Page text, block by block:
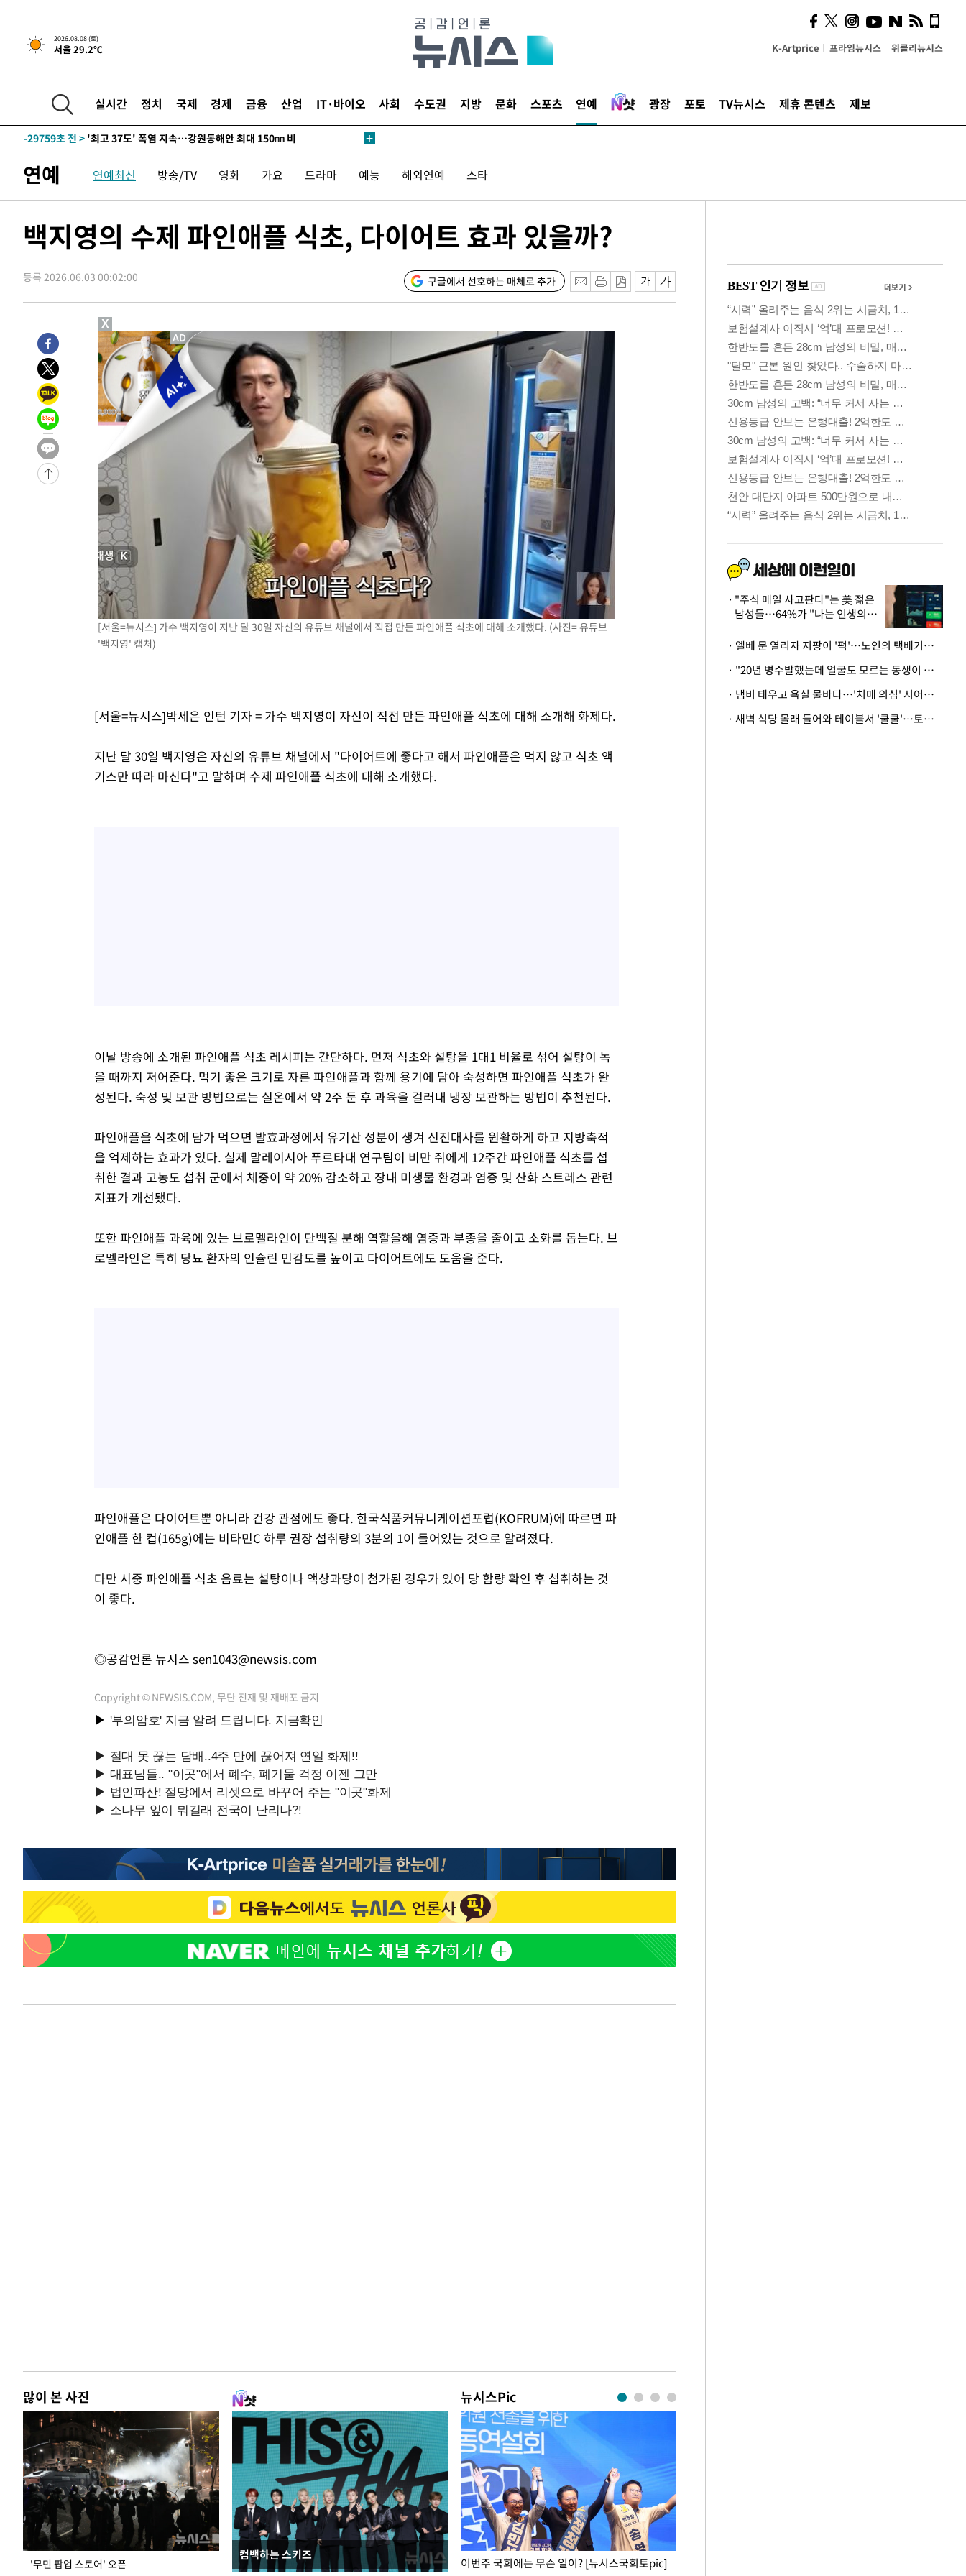
2026.08.08 (토)
서울 29.2℃ K-Artprice 프라임뉴시스 위클리뉴시스
실시간 정치 국제 경제 금융 산업 IT·바이오 사회 수도권 지방 문화 스포츠 연예 광장 포토 TV뉴시스 제휴 콘텐츠 제보
-22885초 전 >
-29759초 전 > '최고 37도' 폭염 지속…강원동해안 최대 150㎜ 비
-29759초 전 >
'최고 37도' 폭염 지속…강원동해안 최대 150㎜ 비
-22885초 전 >[속보]뉴욕증시 상승 마감…S&P 0.6% 나스닥 1.3%↑
연예 연예최신 방송/TV 영화 가요 드라마 예능 해외연예 스타
백지영의 수제 파인애플 식초, 다이어트 효과 있을까?
등록 2026.06.03 00:02:00 구글에서 선호하는 매체로 추가
[서울=뉴시스] 가수 백지영이 지난 달 30일 자신의 유튜브 채널에서 직접 만든 파인애플 식초에 대해 소개했다. (사진= 유튜브
'백지영' 캡처)
[서울=뉴시스]박세은 인턴 기자 = 가수 백지영이 자신이 직접 만든 파인애플 식초에 대해 소개해 화제다.
지난 달 30일 백지영은 자신의 유튜브 채널에서 "다이어트에 좋다고 해서 파인애플은 먹지 않고 식초 액
기스만 따라 마신다"고 말하며 수제 파인애플 식초에 대해 소개했다.
이날 방송에 소개된 파인애플 식초 레시피는 간단하다. 먼저 식초와 설탕을 1대1 비율로 섞어 설탕이 녹
을 때까지 저어준다. 먹기 좋은 크기로 자른 파인애플과 함께 용기에 담아 숙성하면 파인애플 식초가 완
성된다. 숙성 및 보관 방법으로는 실온에서 약 2주 둔 후 과육을 걸러내 냉장 보관하는 방법이 추천된다.
파인애플을 식초에 담가 먹으면 발효과정에서 유기산 성분이 생겨 신진대사를 원활하게 하고 지방축적
을 억제하는 효과가 있다. 실제 말레이시아 푸르타대 연구팀이 비만 쥐에게 12주간 파인애플 식초를 섭
취한 결과 고농도 섭취 군에서 체중이 약 20% 감소하고 장내 미생물 환경과 염증 및 산화 스트레스 관련
지표가 개선됐다.
또한 파인애플 과육에 있는 브로멜라인이 단백질 분해 역할을해 염증과 부종을 줄이고 소화를 돕는다. 브
로멜라인은 특히 당뇨 환자의 인슐린 민감도를 높이고 다이어트에도 도움을 준다.
파인애플은 다이어트뿐 아니라 건강 관점에도 좋다. 한국식품커뮤니케이션포럽(KOFRUM)에 따르면 파
인애플 한 컵(165g)에는 비타민C 하루 권장 섭취량의 3분의 1이 들어있는 것으로 알려졌다.
다만 시중 파인애플 식초 음료는 설탕이나 액상과당이 첨가된 경우가 있어 당 함량 확인 후 섭취하는 것
이 좋다.
◎공감언론 뉴시스 sen1043@newsis.com
Copyright © NEWSIS.COM, 무단 전재 및 재배포 금지
많이 본 사진
'무민 팝업 스토어' 오픈
컴백하는 스키즈
뉴시스Pic
이 대통령, 국가폭력 피해자에 위로·사과…"국가
이번주 국회에는 무슨 일이? [뉴시스국회토pic]
시, 스마트폰 액세서리에
NFC 더했다
"주식 매일 사고판다"는 美 젊은
남성들…64%가 "나는 인생의
· 엘베 문 열리자 지팡이 '퍽'…노인의 택배기사 폭행 이유
· "20년 병수발했는데 얼굴도 모르는 동생이 유산 절반을"…배다른 형제 상속권 있을까
· 냄비 태우고 욕실 물바다…'치매 의심' 시어머니 검사 권유했다가 '날벼락'
· 새벽 식당 몰래 들어와 테이블서 '쿨쿨'…토사물 남기고 사라진 남성
X